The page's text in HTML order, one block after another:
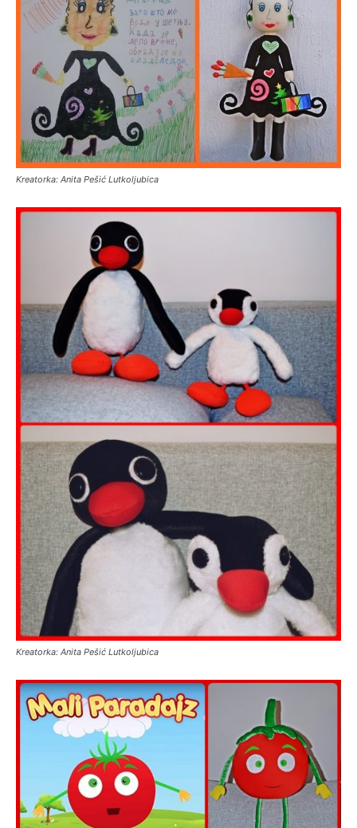
Kreatorka: Anita Pešić Lutkoljubica
Kreatorka: Anita Pešić Lutkoljubica